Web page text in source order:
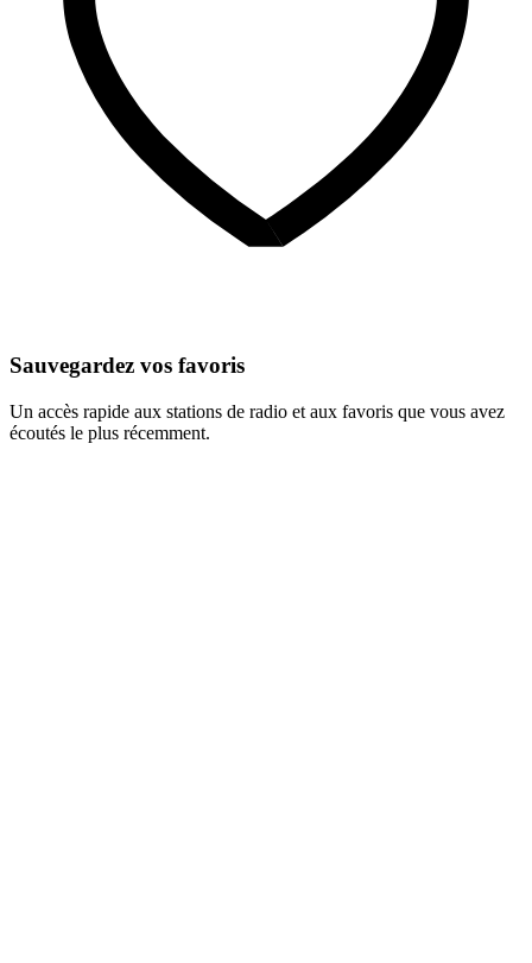
Sauvegardez vos favoris
Un accès rapide aux stations de radio et aux favoris que vous avez
écoutés le plus récemment.